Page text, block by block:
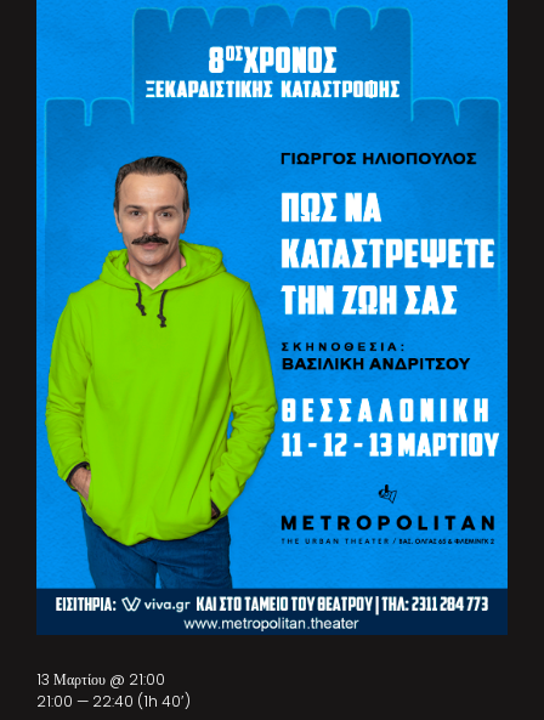
13 Μαρτίου @ 21:00
21:00 — 22:40 (1h 40′)